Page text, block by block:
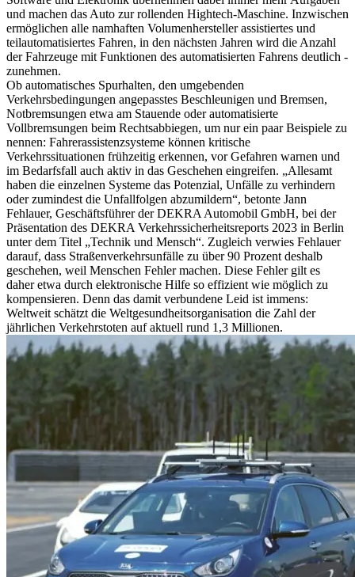
und machen das Auto zur rollenden Hightech-Maschine. Inzwischen
ermöglichen alle namhaften Volumenhersteller assistiertes und
teilautomatisiertes Fahren, in den nächsten Jahren wird die Anzahl
der Fahrzeuge mit Funktionen des automatisierten Fahrens deutlich ­
zunehmen.
Ob automatisches Spurhalten, den umgebenden
Verkehrsbedingungen angepasstes Beschleunigen und Bremsen,
Notbremsungen etwa am Stauende oder automatisierte
Vollbremsungen beim Rechtsabbiegen, um nur ein paar Beispiele zu
nennen: Fahrerassistenzsysteme können kritische
Verkehrssituationen frühzeitig erkennen, vor Gefahren warnen und
im Bedarfsfall auch aktiv in das Geschehen eingreifen. „Allesamt
haben die einzelnen Systeme das Potenzial, Unfälle zu verhindern
oder zumindest die Unfallfolgen abzumildern“, betonte Jann
Fehlauer, Geschäftsführer der DEKRA Automobil GmbH, bei der
Präsentation des DEKRA Verkehrssicherheitsreports 2023 in Berlin
unter dem Titel „Technik und Mensch“. Zugleich verwies Fehlauer
darauf, dass Straßenverkehrsunfälle zu über 90 Prozent deshalb
geschehen, weil Menschen Fehler machen. Diese Fehler gilt es
daher etwa durch elektronische Hilfe so effizient wie möglich zu
kompensieren. Denn das damit verbundene Leid ist immens:
Weltweit schätzt die Weltgesundheitsorganisation die Zahl der
jährlichen Verkehrstoten auf aktuell rund 1,3 Millionen.